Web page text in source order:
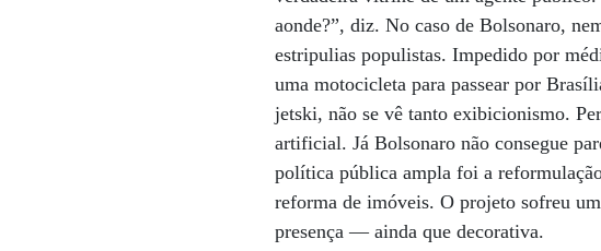
aonde?”, diz. No caso de Bolsonaro,
estripulias populistas. Impedido por
uma motocicleta para passear por
jetski, não se vê tanto exibicionismo.
artificial. Já Bolsonaro não consegue
política pública ampla foi a
reforma de imóveis. O projeto sofreu
presença — ainda que decorativa.